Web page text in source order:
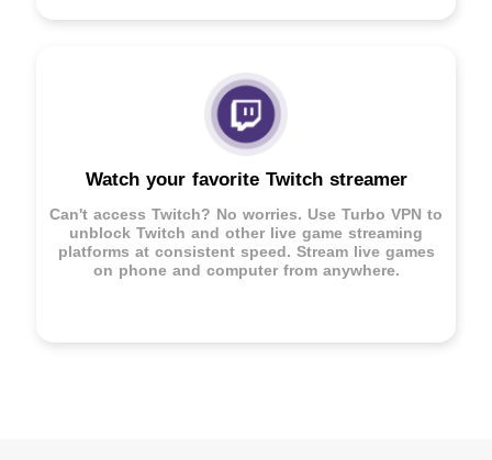
Watch your favorite Twitch streamer
Can't access Twitch? No worries. Use Turbo VPN to
unblock Twitch and other live game streaming
platforms at consistent speed. Stream live games
on phone and computer from anywhere.